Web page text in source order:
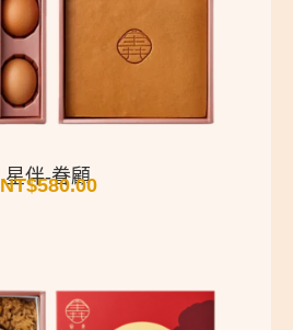
星伴-眷顧
NT$580.00